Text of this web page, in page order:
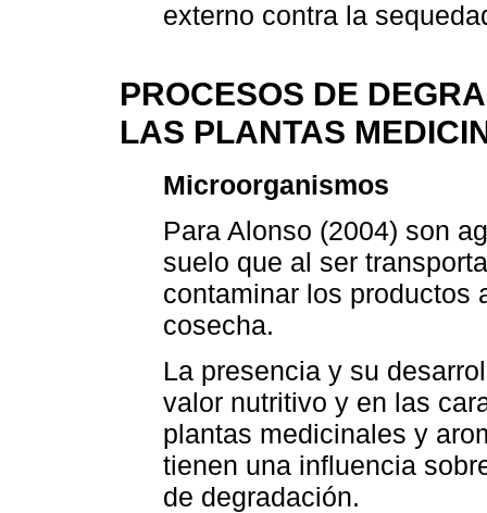
externo contra la
PROCESOS DE
LAS PLANTAS
Microorganismos
Para Alonso (2004) son
suelo que al ser
contaminar los productos
cosecha.
La presencia y su
valor nutritivo y en las
plantas medicinales y
tienen una influencia
de degradación.